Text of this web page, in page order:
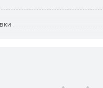
при помощи Plant Factory,